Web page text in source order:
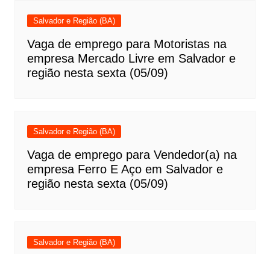
Salvador e Região (BA)
Vaga de emprego para Motoristas na
empresa Mercado Livre em Salvador e
região nesta sexta (05/09)
Salvador e Região (BA)
Vaga de emprego para Vendedor(a) na
empresa Ferro E Aço em Salvador e
região nesta sexta (05/09)
Salvador e Região (BA)